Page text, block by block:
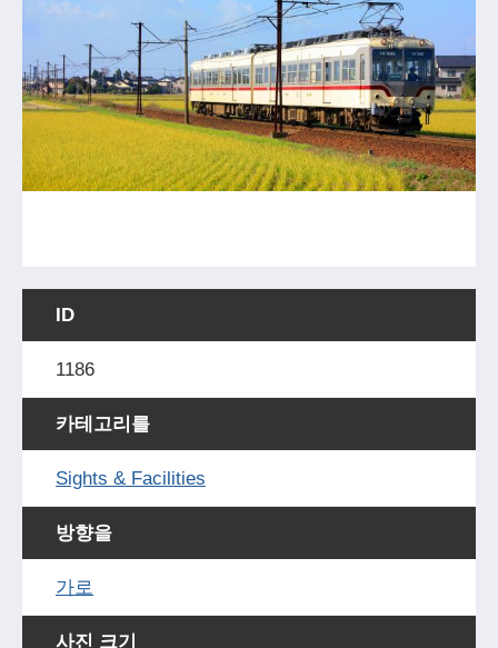
ID
1186
카테고리를
Sights & Facilities
방향을
가로
사진 크기